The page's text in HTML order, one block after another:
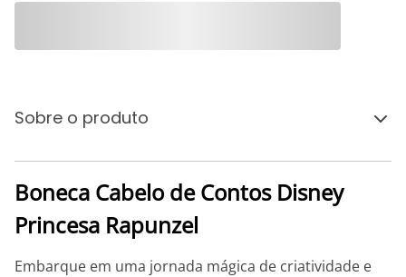
Sobre o produto
Boneca Cabelo de Contos Disney
Princesa Rapunzel
Embarque em uma jornada mágica de criatividade e